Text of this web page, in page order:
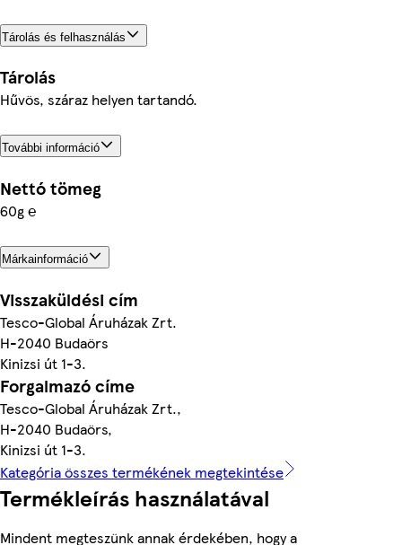
Tárolás és felhasználás
Tárolás
Hűvös, száraz helyen tartandó.
További információ
Nettó tömeg
60g ℮
Márkainformáció
Visszaküldési cím
Tesco-Global Áruházak Zrt.
H-2040 Budaörs
Kinizsi út 1-3.
Forgalmazó címe
Tesco-Global Áruházak Zrt.,
H-2040 Budaörs,
Kinizsi út 1-3.
Kategória összes termékének megtekintése
Termékleírás használatával
Mindent megteszünk annak érdekében, hogy a